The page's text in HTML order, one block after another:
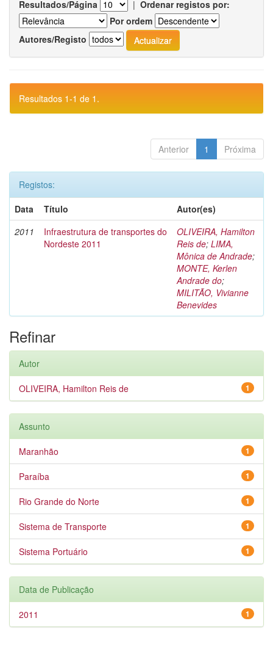
Resultados/Página | Ordenar registos por:
Por ordem
Autores/Registo
Resultados 1-1 de 1.
Anterior 1 Próxima
Registos:
Data
Título
Autor(es)
2011
Infraestrutura de transportes do
Nordeste 2011
OLIVEIRA, Hamilton
Reis de; LIMA,
Mônica de Andrade;
MONTE, Kerlen
Andrade do;
MILITÃO, Vivianne
Benevides
Refinar
Autor
1
OLIVEIRA, Hamilton Reis de
Assunto
1
Maranhão
1
Paraíba
1
Rio Grande do Norte
1
Sistema de Transporte
1
Sistema Portuário
Data de Publicação
1
2011